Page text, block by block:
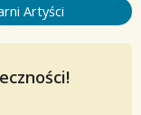
Artyści